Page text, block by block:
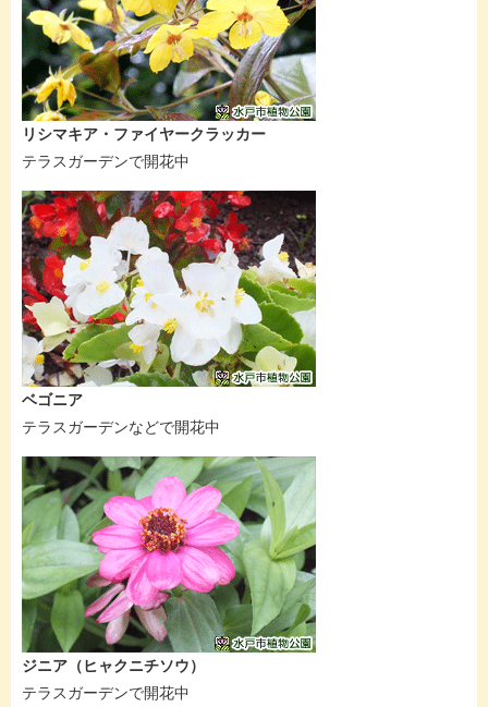
リシマキア・ファイヤークラッカー
テラスガーデンで開花中
ベゴニア
テラスガーデンなどで開花中
ジニア（ヒャクニチソウ）
テラスガーデンで開花中